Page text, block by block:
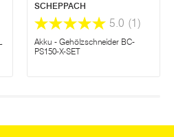
SCHEPPACH
5.0 (1)
Akku - Gehölzschneider BC-
PS150-X-SET